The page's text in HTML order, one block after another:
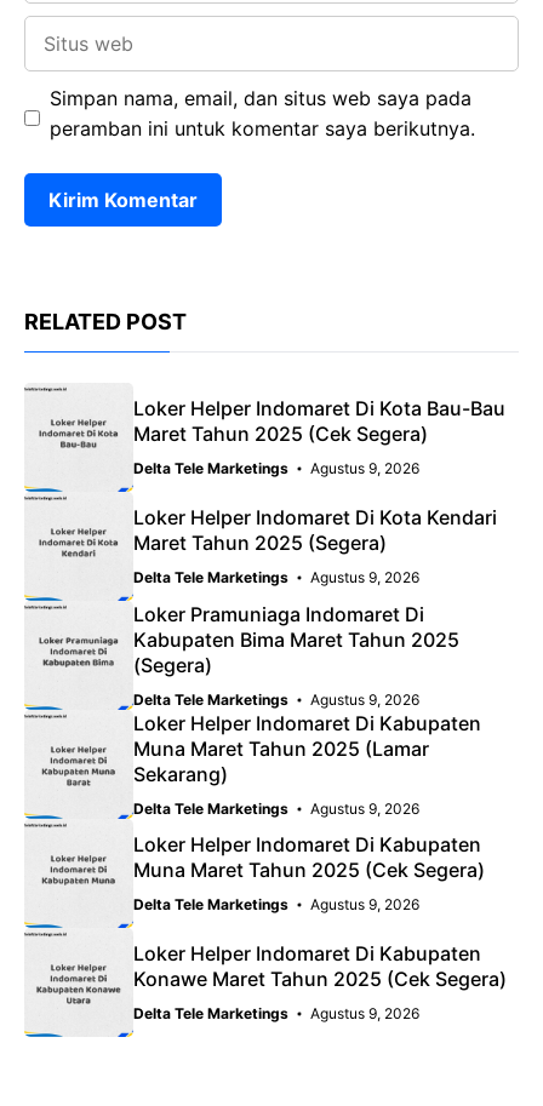
Simpan nama, email, dan situs web saya pada
peramban ini untuk komentar saya berikutnya.
RELATED POST
Loker Helper Indomaret Di Kota Bau-Bau
Maret Tahun 2025 (Cek Segera)
Delta Tele Marketings Agustus 9, 2026
Loker Helper Indomaret Di Kota Kendari
Maret Tahun 2025 (Segera)
Delta Tele Marketings Agustus 9, 2026
Loker Pramuniaga Indomaret Di
Kabupaten Bima Maret Tahun 2025
(Segera)
Delta Tele Marketings Agustus 9, 2026
Loker Helper Indomaret Di Kabupaten
Muna Maret Tahun 2025 (Lamar
Sekarang)
Delta Tele Marketings Agustus 9, 2026
Loker Helper Indomaret Di Kabupaten
Muna Maret Tahun 2025 (Cek Segera)
Delta Tele Marketings Agustus 9, 2026
Loker Helper Indomaret Di Kabupaten
Konawe Maret Tahun 2025 (Cek Segera)
Delta Tele Marketings Agustus 9, 2026